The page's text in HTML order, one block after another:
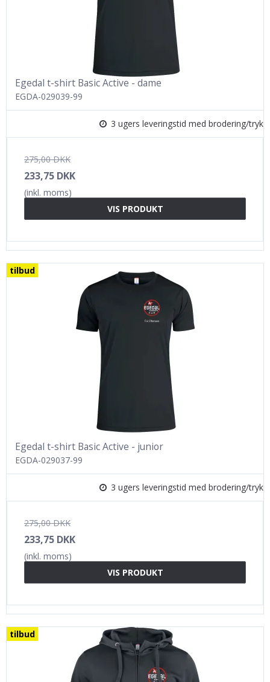
Egedal t-shirt Basic Active - dame
EGDA-029039-99
3 ugers leveringstid med brodering/tryk
275,00 DKK
233,75 DKK
(inkl. moms)
VIS PRODUKT
tilbud
Egedal t-shirt Basic Active - junior
EGDA-029037-99
3 ugers leveringstid med brodering/tryk
275,00 DKK
233,75 DKK
(inkl. moms)
VIS PRODUKT
tilbud